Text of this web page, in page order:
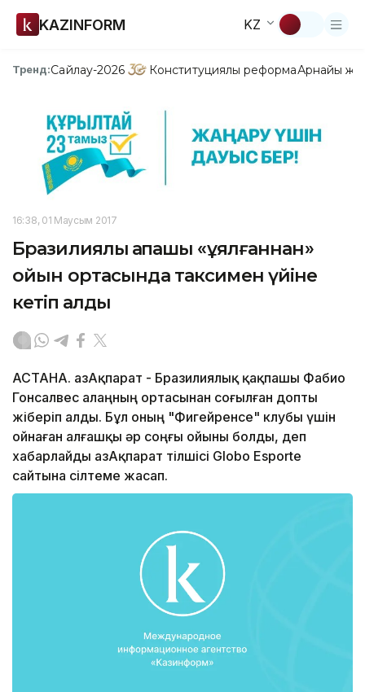
KAZINFORM KZ
Тренд:Сайлау-2026 Конституциялық реформаАрнайы
16:38, 01 Маусым 2017
Бразилиялық қақпашы «ұялғаннан»
ойын ортасында таксимен үйіне
кетіп қалды
АСТАНА. ҚазАқпарат - Бразилиялық қақпашы Фабио
Гонсалвес алаңның ортасынан соғылған допты
жіберіп алды. Бұл оның "Фигейренсе" клубы үшін
ойнаған алғашқы әр соңғы ойыны болды, деп
хабарлайды ҚазАқпарат тілшісі Globo Esporte
сайтына сілтеме жасап.